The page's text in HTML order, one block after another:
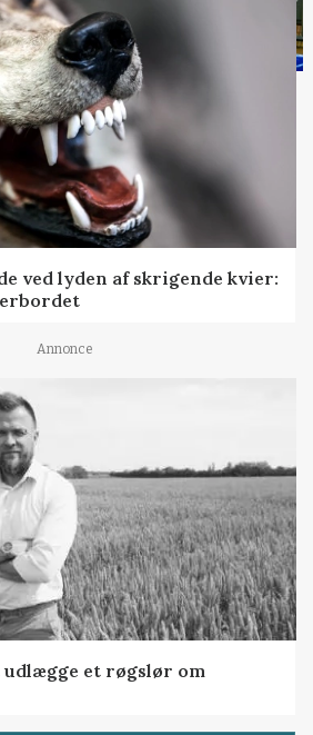
ved lyden af skrigende kvier:
Annonce
udlægge et røgslør om